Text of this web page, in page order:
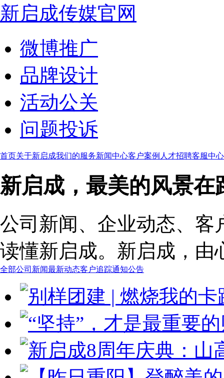
新启成传媒官网
微博推广
品牌设计
活动公关
问题投诉
首页关于新启成我们的服务新闻中心客户案例 人才招聘客服中心
新启成，最美的风景在
公司新闻、企业动态、客
读懂新启成。新启成，由
全部公司新闻最新动态客户追踪通知公告